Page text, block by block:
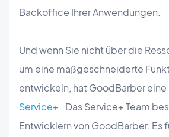
Backoffice Ihrer Anwendungen.
Und wenn Sie nicht über die
um eine maßgeschneiderte
entwickeln, hat GoodBarber eine
Service+ . Das Service+ Team
Entwicklern von GoodBarber. Es